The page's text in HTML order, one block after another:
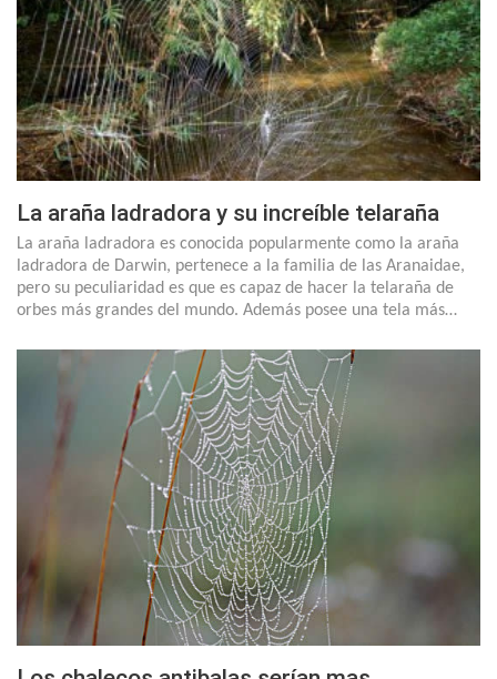
La araña ladradora y su increíble telaraña
La araña ladradora es conocida popularmente como la araña
ladradora de Darwin, pertenece a la familia de las Aranaidae,
pero su peculiaridad es que es capaz de hacer la telaraña de
orbes más grandes del mundo. Además posee una tela más…